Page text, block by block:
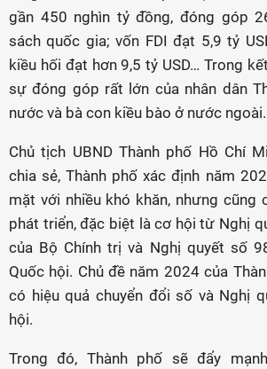
gần 450 nghìn tỷ đồng, đóng góp
sách quốc gia; vốn FDI đạt 5,9 tỷ
kiều hối đạt hơn 9,5 tỷ USD… Trong
sự đóng góp rất lớn của nhân dân
nước và bà con kiều bào ở nước ngoài.
Chủ tịch UBND Thành phố Hồ Chí
chia sẻ, Thành phố xác định năm
mặt với nhiều khó khăn, nhưng cũng
phát triển, đặc biệt là cơ hội từ Nghị
của Bộ Chính trị và Nghị quyết số
Quốc hội. Chủ đề năm 2024 của
có hiệu quả chuyển đổi số và Nghị
hội.
Trong đó, Thành phố sẽ đẩy